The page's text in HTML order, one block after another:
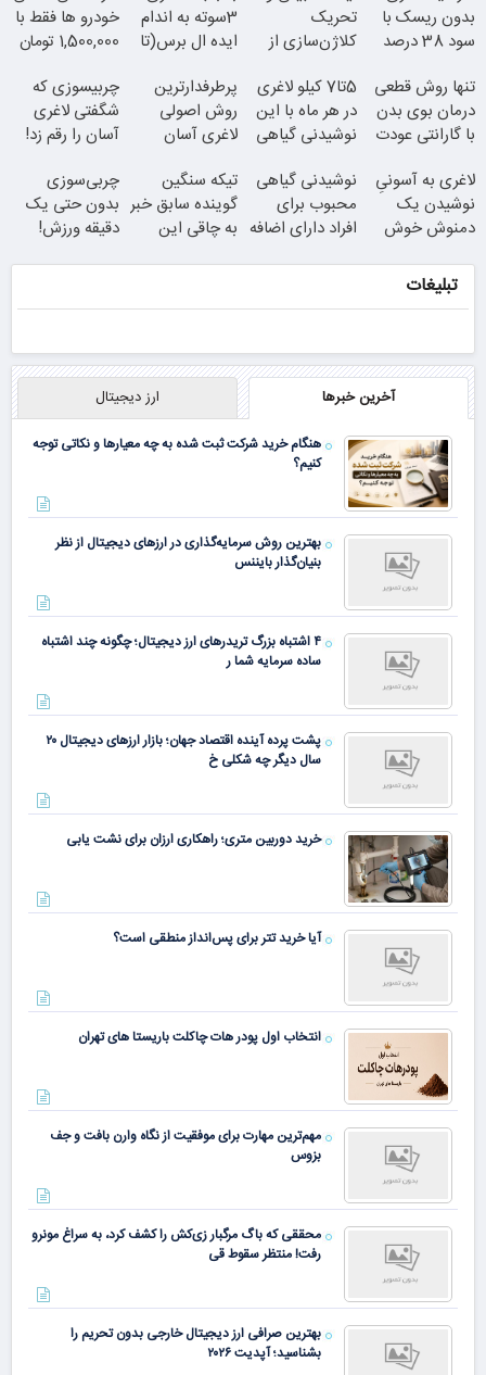
بدون ریسک با
سود 38 درصد
تحریک
کلاژن‌سازی از
24ماه ماندگاری
جوان شو
3سوته به اندام
ایده ال برس(تا
ویژه)
خودرو ها فقط با
1,500,000 تومان
تنها روش قطعی
درمان بوی بدن
با گارانتی عودت
همین الان ببین
5تا7 کیلو لاغری
در هر ماه با این
نوشیدنی گیاهی
سفارش با نصف
پرطرفدارترین
روش اصولی
لاغری آسان
چربیسوز
چربیسوزی که
شگفتی لاغری
آسان را رقم زد!
لاغری به آسونیِ
نوشیدن یک
دمنوش خوش
نوشیدنی گیاهی
محبوب برای
افراد دارای اضافه
تیکه سنگین
گوینده سابق خبر
به چاقی این
ببین چیشد
چربی‌سوزی
بدون حتی یک
دقیقه ورزش!
تبلیغات
آخرین خبرها ارز دیجیتال
هنگام خرید شرکت ثبت شده به چه معیارها و نکاتی توجه
کنیم؟
بهترین روش سرمایه‌گذاری در ارزهای دیجیتال از نظر
بنیان‌گذار بایننس
۴ اشتباه بزرگ تریدرهای ارز دیجیتال؛ چگونه چند اشتباه
ساده سرمایه شما ر
پشت پرده آینده اقتصاد جهان؛ بازار ارزهای دیجیتال ۲۰
سال دیگر چه شکلی خ
خرید دوربین متری؛ راهکاری ارزان برای نشت یابی
آیا خرید تتر برای پس‌انداز منطقی است؟
انتخاب اول پودر هات چاکلت باریستا های تهران
مهم‌ترین مهارت برای موفقیت از نگاه وارن بافت و جف
بزوس
محققی که باگ مرگبار زی‌کش را کشف کرد، به سراغ مونرو
رفت! منتظر سقوط قی
بهترین صرافی ارز دیجیتال خارجی بدون تحریم را
بشناسید؛ آپدیت ۲۰۲۶